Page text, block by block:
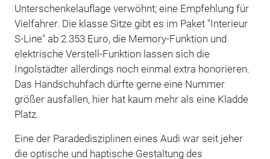
Unterschenkelauflage verwöhnt; eine Empfehlung für
Vielfahrer. Die klasse Sitze gibt es im Paket "Interieur
S-Line" ab 2.353 Euro, die Memory-Funktion und
elektrische Verstell-Funktion lassen sich die
Ingolstädter allerdings noch einmal extra honorieren.
Das Handschuhfach dürfte gerne eine Nummer
größer ausfallen, hier hat kaum mehr als eine Kladde
Platz.
Eine der Paradedisziplinen eines Audi war seit jeher
die optische und haptische Gestaltung des